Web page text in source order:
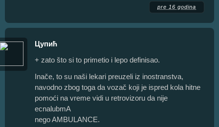
pre 16 godina
Цупић
+ zato što si to primetio i lepo definisao.
Inače, to su naši lekari preuzeli iz inostranstva,
navodno zbog toga da vozač koji je ispred kola hitne
pomoći na vreme vidi u retrovizoru da nije
ecnalubmA
nego AMBULANCE.